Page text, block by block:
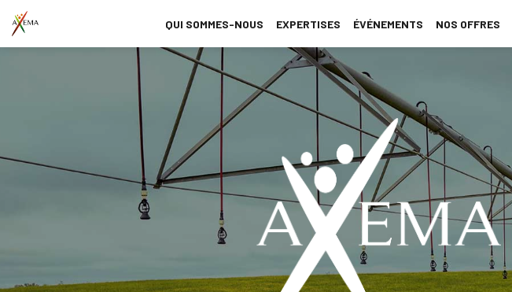
QUI SOMMES-NOUS EXPERTISES ÉVÉNEMENTS NOS OFFRES